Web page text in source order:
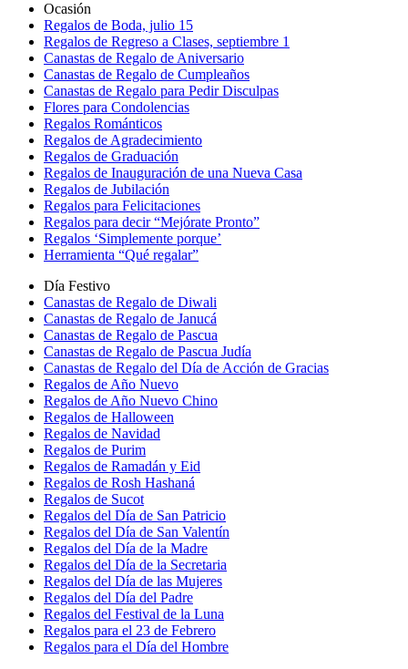
Ocasión
Regalos de Boda, julio 15
Regalos de Regreso a Clases, septiembre 1
Canastas de Regalo de Aniversario
Canastas de Regalo de Cumpleaños
Canastas de Regalo para Pedir Disculpas
Flores para Condolencias
Regalos Románticos
Regalos de Agradecimiento
Regalos de Graduación
Regalos de Inauguración de una Nueva Casa
Regalos de Jubilación
Regalos para Felicitaciones
Regalos para decir “Mejórate Pronto”
Regalos ‘Simplemente porque’
Herramienta “Qué regalar”
Día Festivo
Canastas de Regalo de Diwali
Canastas de Regalo de Janucá
Canastas de Regalo de Pascua
Canastas de Regalo de Pascua Judía
Canastas de Regalo del Día de Acción de Gracias
Regalos de Año Nuevo
Regalos de Año Nuevo Chino
Regalos de Halloween
Regalos de Navidad
Regalos de Purim
Regalos de Ramadán y Eid
Regalos de Rosh Hashaná
Regalos de Sucot
Regalos del Día de San Patricio
Regalos del Día de San Valentín
Regalos del Día de la Madre
Regalos del Día de la Secretaria
Regalos del Día de las Mujeres
Regalos del Día del Padre
Regalos del Festival de la Luna
Regalos para el 23 de Febrero
Regalos para el Día del Hombre